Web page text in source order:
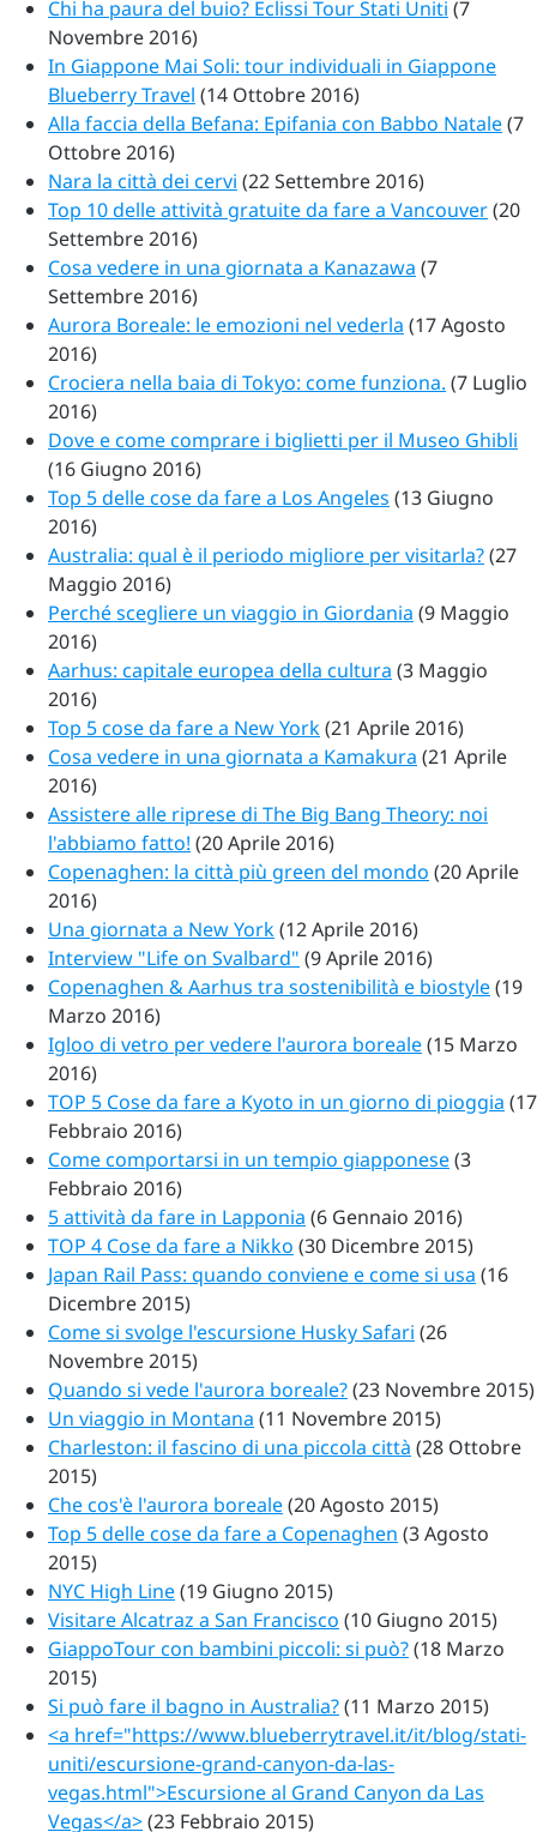
Chi ha paura del buio? Eclissi Tour Stati Uniti (7
Novembre 2016)
In Giappone Mai Soli: tour individuali in Giappone
Blueberry Travel (14 Ottobre 2016)
Alla faccia della Befana: Epifania con Babbo Natale(7
Ottobre 2016)
Nara la città dei cervi (22 Settembre 2016)
Top 10 delle attività gratuite da fare a Vancouver(20
Settembre 2016)
Cosa vedere in una giornata a Kanazawa (7
Settembre 2016)
Aurora Boreale: le emozioni nel vederla (17 Agosto
2016)
Crociera nella baia di Tokyo: come funziona. (7 Luglio
2016)
Dove e come comprare i biglietti per il Museo Ghibli
(16 Giugno 2016)
Top 5 delle cose da fare a Los Angeles (13 Giugno
2016)
Australia: qual è il periodo migliore per visitarla?(27
Maggio 2016)
Perché scegliere un viaggio in Giordania (9 Maggio
2016)
Aarhus: capitale europea della cultura (3 Maggio
2016)
Top 5 cose da fare a New York(21 Aprile 2016)
Cosa vedere in una giornata a Kamakura (21 Aprile
2016)
Assistere alle riprese di The Big Bang Theory: noi
l'abbiamo fatto! (20 Aprile 2016)
Copenaghen: la città più green del mondo (20 Aprile
2016)
Una giornata a New York(12 Aprile 2016)
Interview "Life on Svalbard" (9 Aprile 2016)
Copenaghen & Aarhus tra sostenibilità e biostyle(19
Marzo 2016)
Igloo di vetro per vedere l'aurora boreale(15 Marzo
2016)
TOP 5 Cose da fare a Kyoto in un giorno di pioggia (17
Febbraio 2016)
Come comportarsi in un tempio giapponese(3
Febbraio 2016)
5 attività da fare in Lapponia (6 Gennaio 2016)
TOP 4 Cose da fare a Nikko (30 Dicembre 2015)
Japan Rail Pass: quando conviene e come si usa (16
Dicembre 2015)
Come si svolge l'escursione Husky Safari (26
Novembre 2015)
Quando si vede l'aurora boreale?(23 Novembre 2015)
Un viaggio in Montana (11 Novembre 2015)
Charleston: il fascino di una piccola città (28 Ottobre
2015)
Che cos'è l'aurora boreale(20 Agosto 2015)
Top 5 delle cose da fare a Copenaghen (3 Agosto
2015)
NYC High Line(19 Giugno 2015)
Visitare Alcatraz a San Francisco (10 Giugno 2015)
GiappoTour con bambini piccoli: si può?(18 Marzo
2015)
Si può fare il bagno in Australia?(11 Marzo 2015)
<a href="https://www.blueberrytravel.it/it/blog/stati-
uniti/escursione-grand-canyon-da-las-
vegas.html">Escursione al Grand Canyon da Las
Vegas</a>(23 Febbraio 2015)